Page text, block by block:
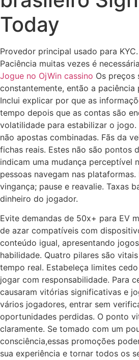
Today
Provedor principal usado para
Paciência muitas vezes é
Jogue no OjWin cassino Os preços
constantemente, então a paciência
Inclui explicar por que as
tempo depois que as contas são
volatilidade para estabilizar o jogo.
não apostas combinadas. Fãs da
fichas reais. Estes não são pontos
indicam uma mudança perceptível
pessoas navegam nas
vingança; pause e reavalie. Taxas
dinheiro do jogador.
Evite demandas de 50x+ para EV
de azar compatíveis com
conteúdo igual, apresentando
habilidade. Quatro pilares são
tempo real. Estabeleça limites
jogar com responsabilidade. Para
causaram vitórias significativas e
vários jogadores, entrar sem
oportunidades perdidas. O ponto
claramente. Se tomado com um
consciência,essas promoções
sua experiência e tornar todos os